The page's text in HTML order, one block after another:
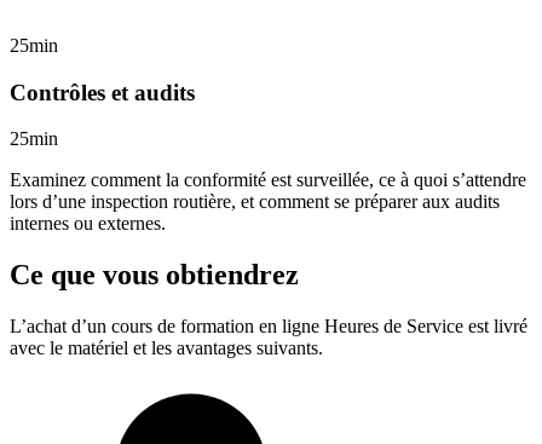
25min
Contrôles et audits
25min
Examinez comment la conformité est surveillée, ce à quoi s’attendre
lors d’une inspection routière, et comment se préparer aux audits
internes ou externes.
Ce que vous obtiendrez
L’achat d’un cours de formation en ligne Heures de Service est livré
avec le matériel et les avantages suivants.